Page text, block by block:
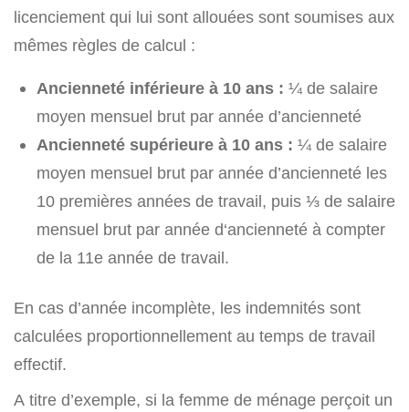
licenciement qui lui sont allouées sont soumises aux
mêmes règles de calcul :
Ancienneté inférieure à 10 ans : ¼ de salaire
moyen mensuel brut par année d’ancienneté
Ancienneté supérieure à 10 ans : ¼ de salaire
moyen mensuel brut par année d’ancienneté les
10 premières années de travail, puis ⅓ de salaire
mensuel brut par année d‘ancienneté à compter
de la 11e année de travail.
En cas d’année incomplète, les indemnités sont
calculées proportionnellement au temps de travail
effectif.
A titre d’exemple, si la femme de ménage perçoit un